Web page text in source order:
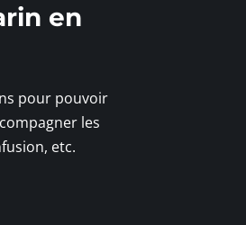
en
pour pouvoir
les
etc.